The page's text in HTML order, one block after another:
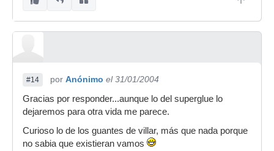
#14 por Anónimo el 31/01/2004
Gracias por responder...aunque lo del superglue lo
dejaremos para otra vida me parece.
Curioso lo de los guantes de villar, más que nada porque
no sabia que existieran vamos